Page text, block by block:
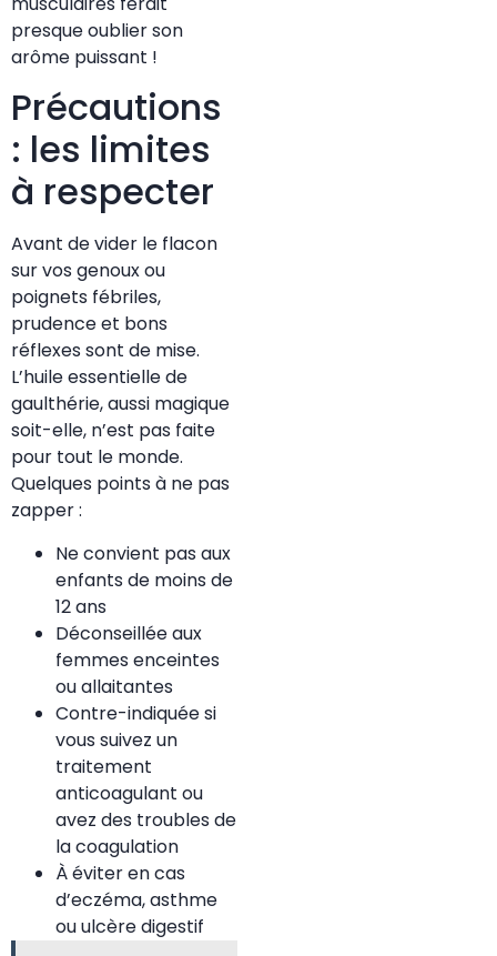
presque oublier son
arôme puissant !
Précautions
: les limites
à respecter
Avant de vider le flacon
sur vos genoux ou
poignets fébriles,
prudence et bons
réflexes sont de mise.
L’huile essentielle de
gaulthérie, aussi magique
soit-elle, n’est pas faite
pour tout le monde.
Quelques points à ne pas
zapper :
Ne convient pas aux
enfants de moins de
12 ans
Déconseillée aux
femmes enceintes
ou allaitantes
Contre-indiquée si
vous suivez un
traitement
anticoagulant ou
avez des troubles de
la coagulation
À éviter en cas
d’eczéma, asthme
ou ulcère digestif